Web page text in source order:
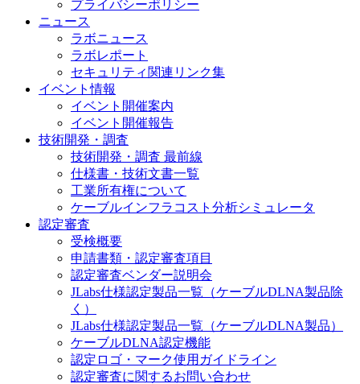
プライバシーポリシー
ニュース
ラボニュース
ラボレポート
セキュリティ関連リンク集
イベント情報
イベント開催案内
イベント開催報告
技術開発・調査
技術開発・調査 最前線
仕様書・技術文書一覧
工業所有権について
ケーブルインフラコスト分析シミュレータ
認定審査
受検概要
申請書類・認定審査項目
認定審査ベンダー説明会
JLabs仕様認定製品一覧（ケーブルDLNA製品除
く）
JLabs仕様認定製品一覧（ケーブルDLNA製品）
ケーブルDLNA認定機能
認定ロゴ・マーク使用ガイドライン
認定審査に関するお問い合わせ